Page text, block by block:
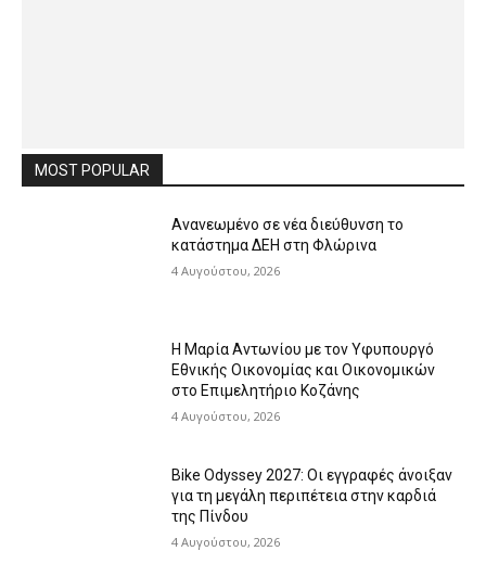
MOST POPULAR
Ανανεωμένο σε νέα διεύθυνση το
κατάστημα ΔΕΗ στη Φλώρινα
4 Αυγούστου, 2026
Η Μαρία Αντωνίου με τον Υφυπουργό
Εθνικής Οικονομίας και Οικονομικών
στο Επιμελητήριο Κοζάνης
4 Αυγούστου, 2026
Bike Odyssey 2027: Οι εγγραφές άνοιξαν
για τη μεγάλη περιπέτεια στην καρδιά
της Πίνδου
4 Αυγούστου, 2026